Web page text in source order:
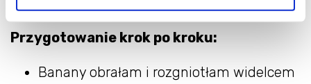
Przygotowanie krok po kroku:
Banany obrałam i rozgniotłam widelcem